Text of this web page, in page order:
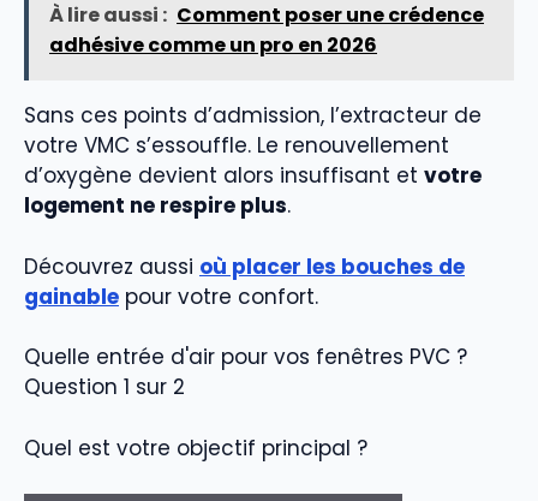
À lire aussi : Comment poser une crédence
adhésive comme un pro en 2026
Sans ces points d’admission, l’extracteur de
votre VMC s’essouffle. Le renouvellement
d’oxygène devient alors insuffisant et votre
logement ne respire plus.
Découvrez aussi où placer les bouches de
gainable pour votre confort.
Quelle entrée d'air pour vos fenêtres PVC ?
Question 1 sur 2
Quel est votre objectif principal ?